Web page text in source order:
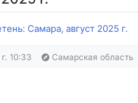
Самара, август 2025 г.
10:33 Самарская область